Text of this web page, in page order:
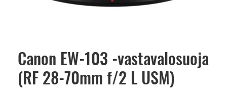
Canon EW-103 -vastavalosuoja
(RF 28-70mm f/2 L USM)
Skip
beginning